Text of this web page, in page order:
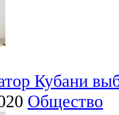
Кубани
Общество